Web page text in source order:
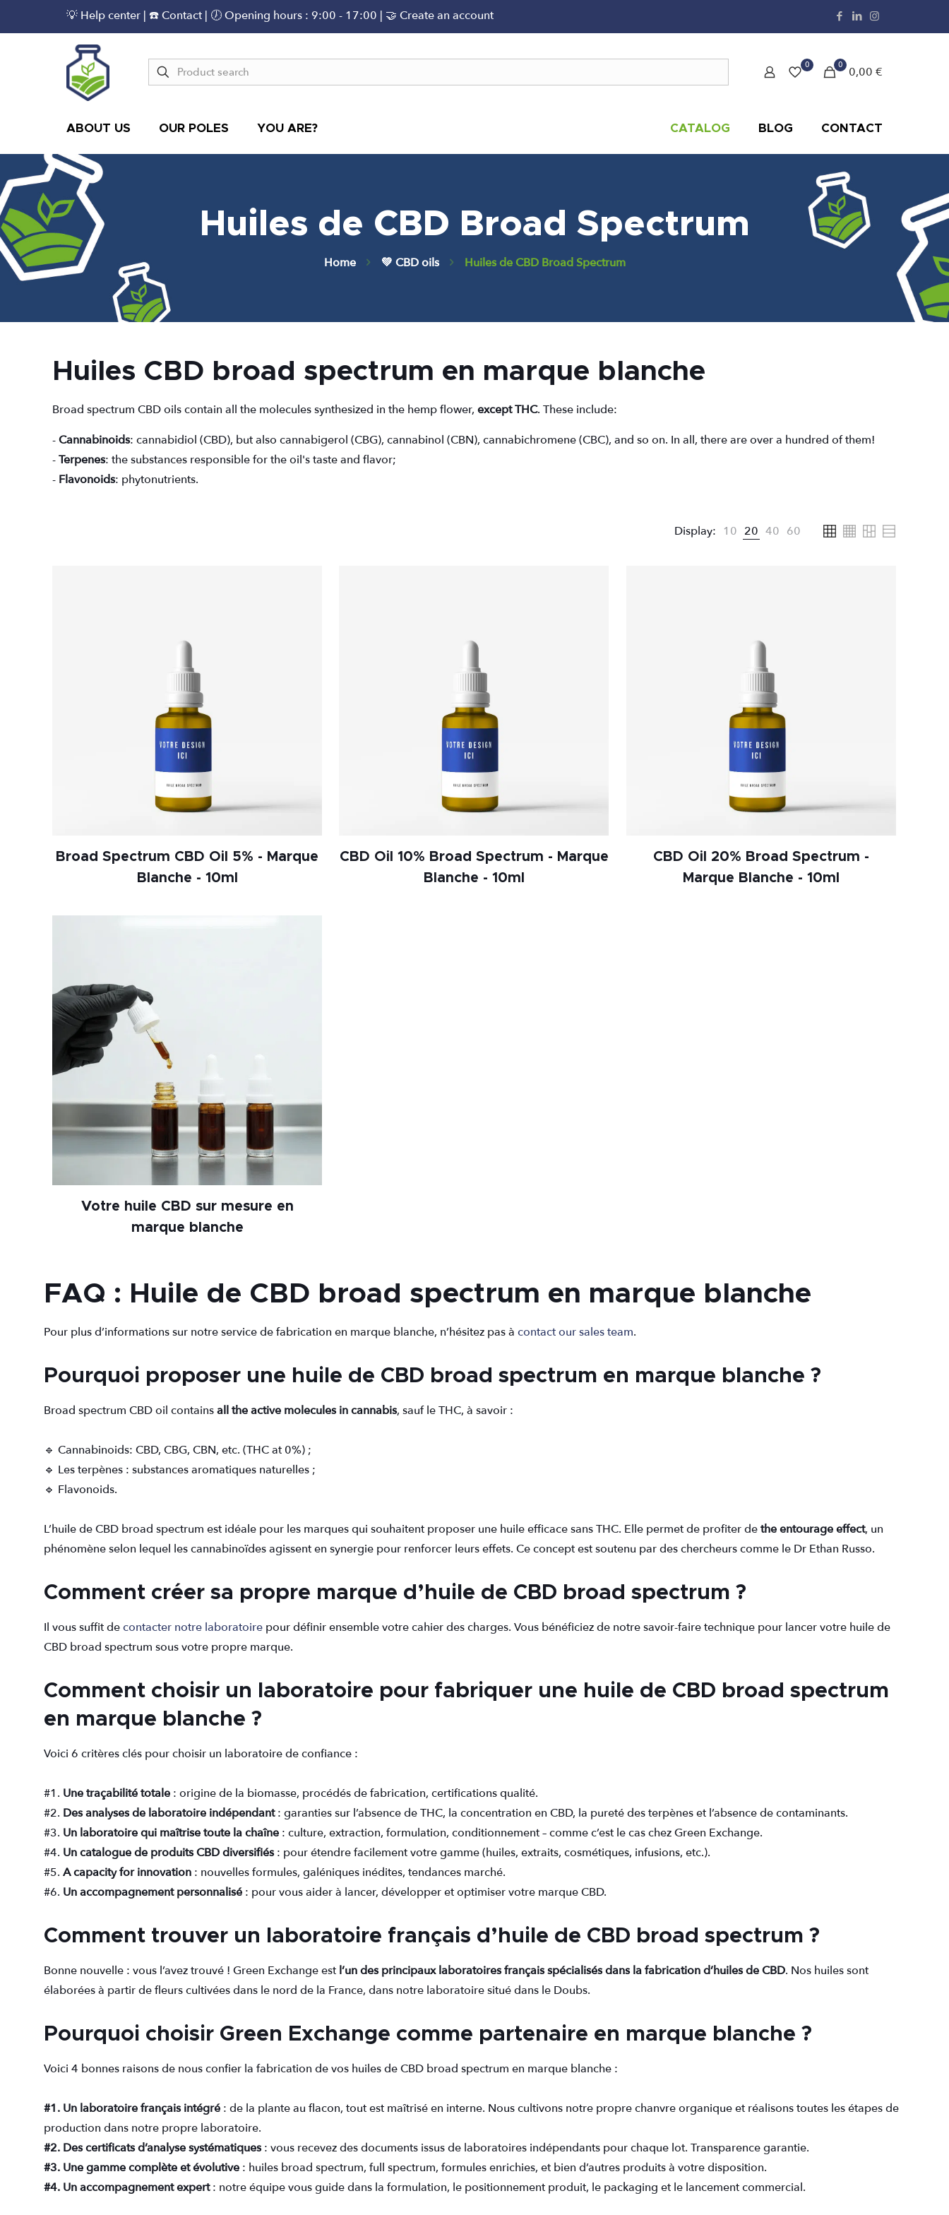
💡 Help center | ☎️ Contact | 🕖 Opening hours : 9:00 - 17:00 | 🤝 Create an account
0 0 0,00 €
ABOUT US OUR POLES YOU ARE? CATALOG BLOG CONTACT
Huiles de CBD Broad Spectrum
Home 💚 CBD oils Huiles de CBD Broad Spectrum
Huiles CBD broad spectrum en marque blanche
Broad spectrum CBD oils contain all the molecules synthesized in the hemp flower, except THC. These include:
-Cannabinoids: cannabidiol (CBD), but also cannabigerol (CBG), cannabinol (CBN), cannabichromene (CBC), and so on. In all, there are over a hundred of them!
-Terpenes: the substances responsible for the oil's taste and flavor;
- Flavonoids: phytonutrients.
Display: 10 20 40 60
Broad Spectrum CBD Oil 5% - Marque
Blanche - 10ml
CBD Oil 10% Broad Spectrum - Marque
Blanche - 10ml
CBD Oil 20% Broad Spectrum -
Marque Blanche - 10ml
Votre huile CBD sur mesure en
marque blanche
FAQ : Huile de CBD broad spectrum en marque blanche
Pour plus d’informations sur notre service de fabrication en marque blanche, n’hésitez pas à contact our sales team.
Pourquoi proposer une huile de CBD broad spectrum en marque blanche ?
Broad spectrum CBD oil containsall the active molecules in cannabis, sauf le THC, à savoir :
🔹 Cannabinoids: CBD, CBG, CBN, etc. (THC at 0%) ;
🔹 Les terpènes : substances aromatiques naturelles ;
🔹 Flavonoids.
L’huile de CBD broad spectrum est idéale pour les marques qui souhaitent proposer une huile efficace sans THC. Elle permet de profiter dethe entourage effect, un
phénomène selon lequel les cannabinoïdes agissent en synergie pour renforcer leurs effets. Ce concept est soutenu par des chercheurs comme le Dr Ethan Russo.
Comment créer sa propre marque d’huile de CBD broad spectrum ?
Il vous suffit decontacter notre laboratoire pour définir ensemble votre cahier des charges. Vous bénéficiez de notre savoir-faire technique pour lancer votre huile de
CBD broad spectrum sous votre propre marque.
Comment choisir un laboratoire pour fabriquer une huile de CBD broad spectrum
en marque blanche ?
Voici 6 critères clés pour choisir un laboratoire de confiance :
#1. Une traçabilité totale : origine de la biomasse, procédés de fabrication, certifications qualité.
#2. Des analyses de laboratoire indépendant: garanties sur l’absence de THC, la concentration en CBD, la pureté des terpènes et l’absence de contaminants.
#3. Un laboratoire qui maîtrise toute la chaîne : culture, extraction, formulation, conditionnement – comme c’est le cas chez Green Exchange.
#4. Un catalogue de produits CBD diversifiés: pour étendre facilement votre gamme (huiles, extraits, cosmétiques, infusions, etc.).
#5. A capacity for innovation : nouvelles formules, galéniques inédites, tendances marché.
#6. Un accompagnement personnalisé : pour vous aider à lancer, développer et optimiser votre marque CBD.
Comment trouver un laboratoire français d’huile de CBD broad spectrum ?
Bonne nouvelle : vous l’avez trouvé ! Green Exchange est l’un des principaux laboratoires français spécialisés dans la fabrication d’huiles de CBD. Nos huiles sont
élaborées à partir de fleurs cultivées dans le nord de la France, dans notre laboratoire situé dans le Doubs.
Pourquoi choisir Green Exchange comme partenaire en marque blanche ?
Voici 4 bonnes raisons de nous confier la fabrication de vos huiles de CBD broad spectrum en marque blanche :
#1. Un laboratoire français intégré : de la plante au flacon, tout est maîtrisé en interne. Nous cultivons notre propre chanvre organique et réalisons toutes les étapes de
production dans notre propre laboratoire.
#2. Des certificats d’analyse systématiques: vous recevez des documents issus de laboratoires indépendants pour chaque lot. Transparence garantie.
#3. Une gamme complète et évolutive : huiles broad spectrum, full spectrum, formules enrichies, et bien d’autres produits à votre disposition.
#4. Un accompagnement expert: notre équipe vous guide dans la formulation, le positionnement produit, le packaging et le lancement commercial.